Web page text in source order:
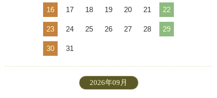
16 17 18 19 20 21 22
23 24 25 26 27 28 29
30 31
2026年09月